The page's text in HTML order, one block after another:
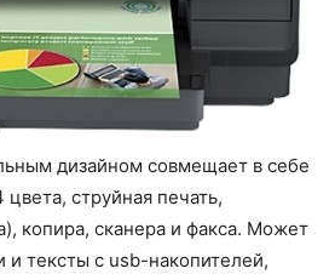
дизайном совмещает в себе
струйная печать,
копира, сканера и факса. Может
и тексты с usb-накопителей,